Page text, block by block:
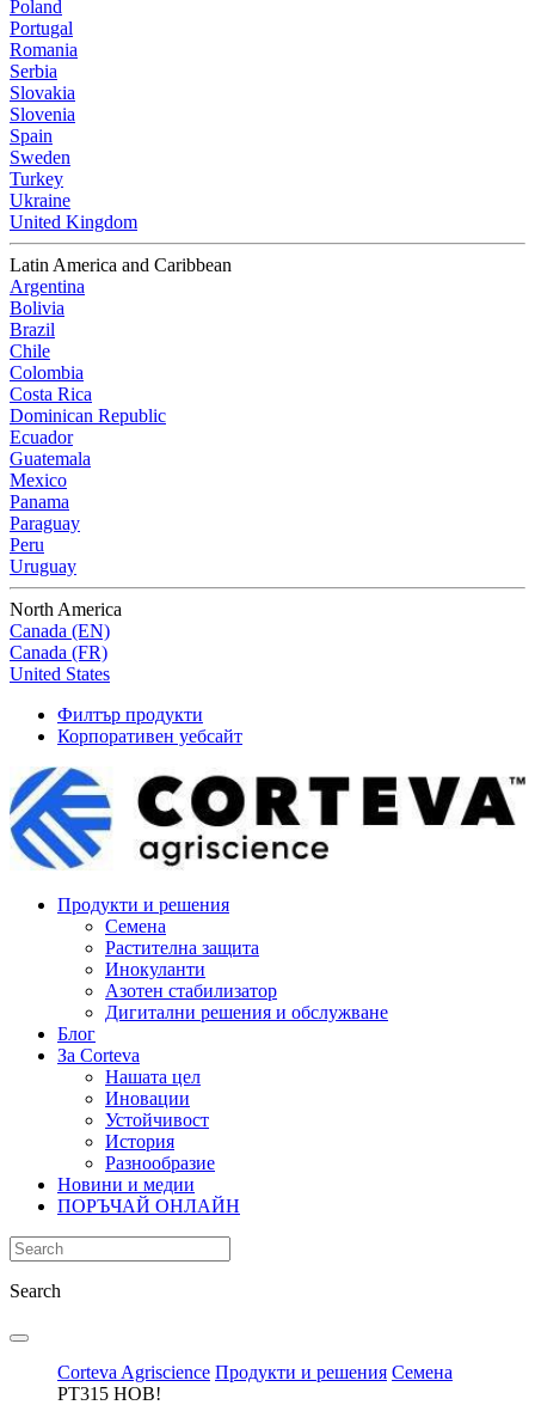
Poland
Portugal
Romania
Serbia
Slovakia
Slovenia
Spain
Sweden
Turkey
Ukraine
United Kingdom
Latin America and Caribbean
Argentina
Bolivia
Brazil
Chile
Colombia
Costa Rica
Dominican Republic
Ecuador
Guatemala
Mexico
Panama
Paraguay
Peru
Uruguay
North America
Canada (EN)
Canada (FR)
United States
Филтър продукти
Корпоративен уебсайт
Продукти и решения
Семена
Растителна защита
Инокуланти
Азотен стабилизатор
Дигитални решения и обслужване
Блог
За Corteva
Нашата цел
Иновации
Устойчивост
История
Разнообразие
Новини и медии
ПОРЪЧАЙ ОНЛАЙН
Search
Corteva Agriscience Продукти и решения Семена
PT315 НОВ!